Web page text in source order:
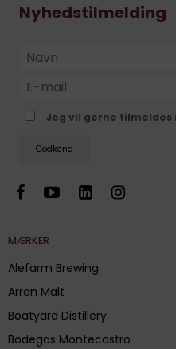
Nyhedstilmelding
Jeg vil gerne
Godkend
MÆRKER
Alefarm Brewing
Arran Malt
Boatyard Distillery
Bodegas Montecastro